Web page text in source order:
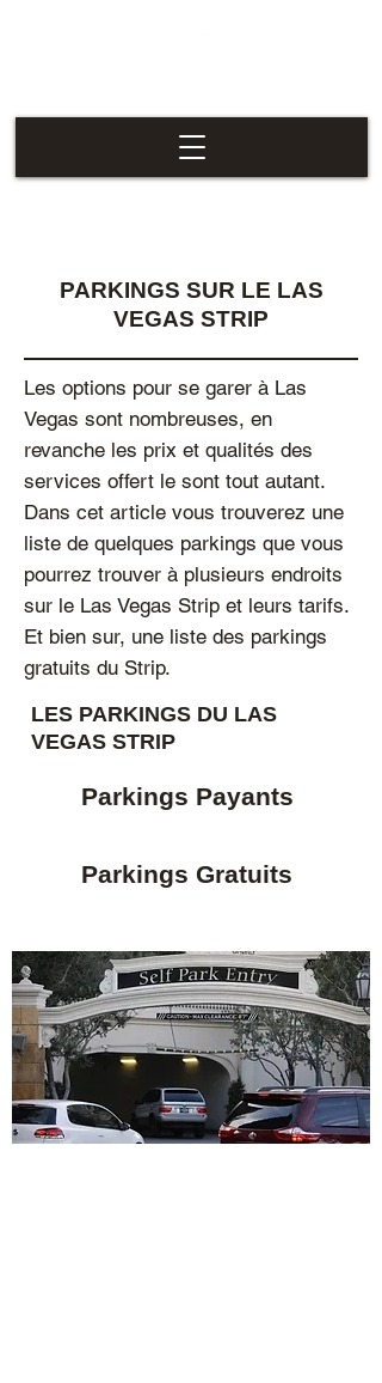
PARKINGS SUR LE LAS
VEGAS STRIP
Les options pour se garer à Las
Vegas sont nombreuses, en
revanche les prix et qualités des
services offert le sont tout autant.
Dans cet article vous trouverez une
liste de quelques parkings que vous
pourrez trouver à plusieurs endroits
sur le Las Vegas Strip et leurs tarifs.
Et bien sur, une liste des parkings
gratuits du Strip.
LES PARKINGS DU LAS
VEGAS STRIP
Parkings Payants
Parkings Gratuits